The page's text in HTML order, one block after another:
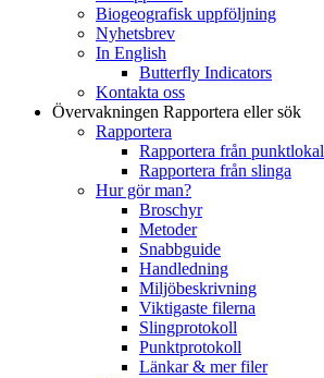
Biogeografisk uppföljning
Nyhetsbrev
In English
Butterfly Indicators
Kontakta oss
Övervakningen Rapportera eller sök
Rapportera
Rapportera från punktlokal
Rapportera från slinga
Hur gör man?
Broschyr
Metoder
Snabbguide
Handledning
Miljöbeskrivning
Viktigaste filerna
Slingprotokoll
Punktprotokoll
Länkar & mer filer